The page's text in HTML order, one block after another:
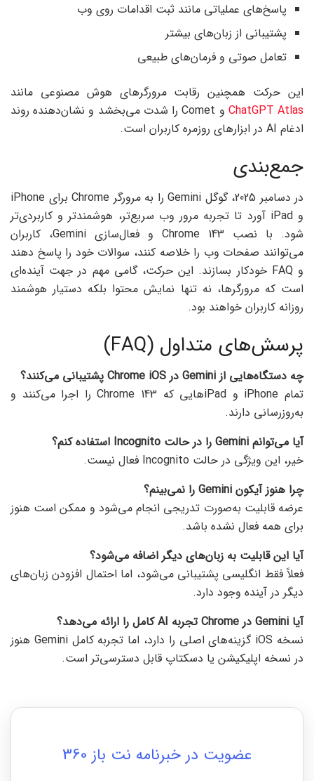
پاسخ‌های عملیاتی مانند ثبت اقدامات روی وب
پشتیبانی از زبان‌های بیشتر
تعامل صوتی و فرمان‌های طبیعی
این حرکت همچنین رقابت مرورگرهای هوش مصنوعی مانند
ChatGPT Atlas
و Comet را شدت می‌بخشد و نشان‌دهنده روند
ادغام AI در ابزارهای روزمره کاربران است.
جمع‌بندی
در دسامبر 2025، گوگل Gemini را به مرورگر Chrome برای iPhone
و iPad آورد تا تجربه مرور وب سریع‌تر، هوشمندتر و کاربردی‌تر
شود. با نصب Chrome 143 و فعال‌سازی Gemini، کاربران
می‌توانند صفحات وب را خلاصه کنند، سوالات خود را پاسخ دهند
و FAQ خودکار بسازند. این حرکت، گامی مهم در جهت آینده‌ای
است که مرورگرها، نه تنها نمایش محتوا بلکه دستیار هوشمند
روزانه کاربران خواهند بود.
پرسش‌های متداول (FAQ)
چه دستگاه‌هایی از Gemini در Chrome iOS
پشتیبانی می‌کنند؟
تمام iPhone و iPadهایی که Chrome 143 را اجرا می‌کنند و
به‌روزرسانی دارند.
آیا می‌توانم Gemini
را در حالت Incognito
استفاده کنم؟
خیر، این ویژگی در حالت Incognito فعال نیست.
چرا هنوز آیکون Gemini
را نمی‌بینم؟
عرضه قابلیت به‌صورت تدریجی انجام می‌شود و ممکن است هنوز
برای همه فعال نشده باشد.
آیا این قابلیت به زبان‌های دیگر اضافه می‌شود؟
فعلاً فقط انگلیسی پشتیبانی می‌شود، اما احتمال افزودن زبان‌های
دیگر در آینده وجود دارد.
آیا Gemini
در Chrome تجربه AI
کامل را ارائه می‌دهد؟
نسخه iOS گزینه‌های اصلی را دارد، اما تجربه کامل Gemini هنوز
در نسخه اپلیکیشن یا دسکتاپ قابل دسترسی‌تر است.
عضویت در خبرنامه نت باز 360